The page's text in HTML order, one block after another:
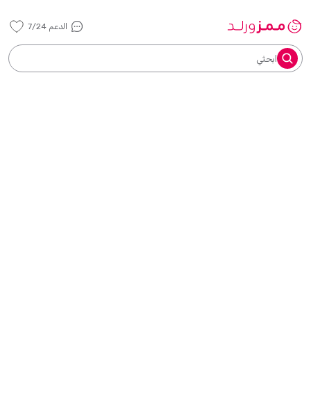
الدعم 7/24
ابحثي